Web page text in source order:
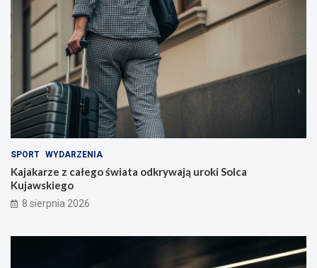
SPORT WYDARZENIA
Kajakarze z całego świata odkrywają uroki Solca
Kujawskiego
8 sierpnia 2026